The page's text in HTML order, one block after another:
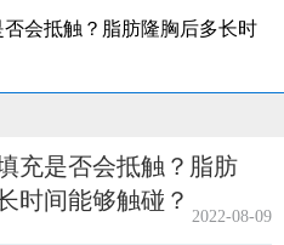
否会抵触？脂肪隆胸后多长时
充是否会抵触？脂肪
时间能够触碰？
2022-08-09